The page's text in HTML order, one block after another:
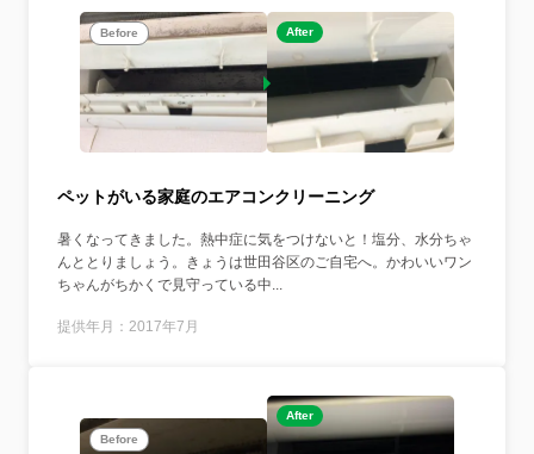
Before After
ペットがいる家庭のエアコンクリーニング
暑くなってきました。熱中症に気をつけないと！塩分、水分ちゃ
んととりましょう。きょうは世田谷区のご自宅へ。かわいいワン
ちゃんがちかくで見守っている中...
提供年月：2017年7月
Before
After